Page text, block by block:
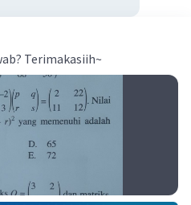
Terimakasiih~